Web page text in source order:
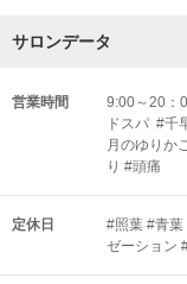
サロンデータ
営業時間
9:00～20：
ドスパ #千
月のゆりか
り #頭痛
定休日
#照葉 #青
ゼーション